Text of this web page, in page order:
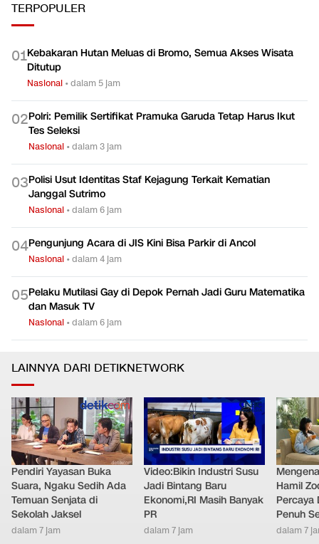
TERPOPULER
01Kebakaran Hutan Meluas di Bromo, Semua Akses Wisata
Ditutup
Nasional •dalam 5 jam
02Polri: Pemilik Sertifikat Pramuka Garuda Tetap Harus Ikut
Tes Seleksi
Nasional •dalam 3 jam
03Polisi Usut Identitas Staf Kejagung Terkait Kematian
Janggal Sutrimo
Nasional •dalam 6 jam
04Pengunjung Acara di JIS Kini Bisa Parkir di Ancol
Nasional •dalam 4 jam
05Pelaku Mutilasi Gay di Depok Pernah Jadi Guru Matematika
dan Masuk TV
Nasional •dalam 6 jam
LAINNYA DARI DETIKNETWORK
Pendiri Yayasan Buka
Suara, Ngaku Sedih Ada
Temuan Senjata di
Sekolah Jaksel
dalam 7 jam
Video:Bikin Industri Susu
Jadi Bintang Baru
Ekonomi,RI Masih Banyak
PR
dalam 7 jam
Hamil
Percaya
Penuh
dalam 7